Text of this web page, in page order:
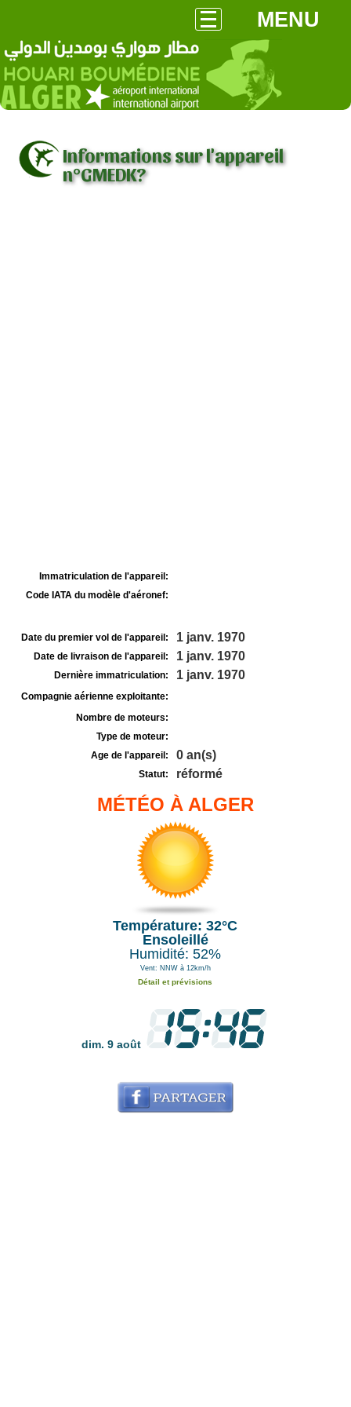
MENU
Informations sur l'appareil
n°GMEDK?
Immatriculation de l'appareil:
Code IATA du modèle d'aéronef:
Date du premier vol de l'appareil: 1 janv. 1970
Date de livraison de l'appareil: 1 janv. 1970
Dernière immatriculation: 1 janv. 1970
Compagnie aérienne exploitante:
Nombre de moteurs:
Type de moteur:
Age de l'appareil:
0 an(s)
Statut: réformé
MÉTÉO À ALGER
Température: 32°C
Ensoleillé
Humidité: 52%
Vent: NNW à 12km/h
Détail et prévisions
dim. 9 août